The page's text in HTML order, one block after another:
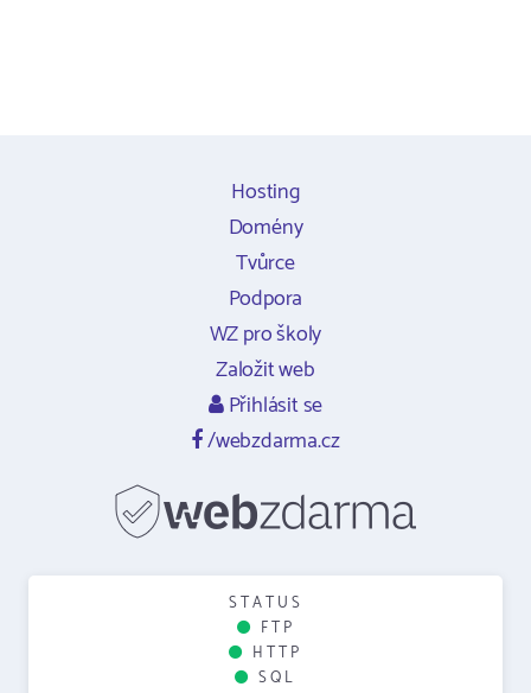
Hosting
Domény
Tvůrce
Podpora
WZ pro školy
Založit web
Přihlásit se
/webzdarma.cz
STATUS
FTP
HTTP
SQL